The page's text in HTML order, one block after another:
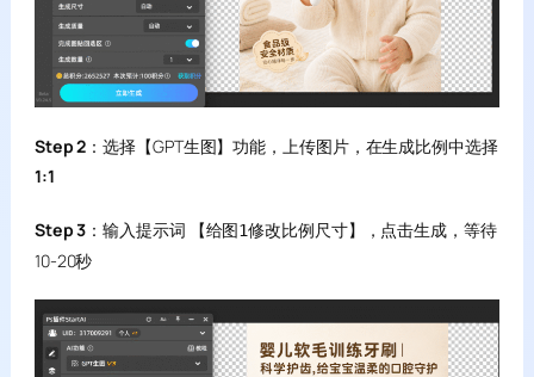
Step 2 ：选择【GPT生图】功能，上传图片，在生成比例中选择
1:1
Step 3 ：输入提示词 【给图1修改比例尺寸】
，点击生成，等待
10-20秒